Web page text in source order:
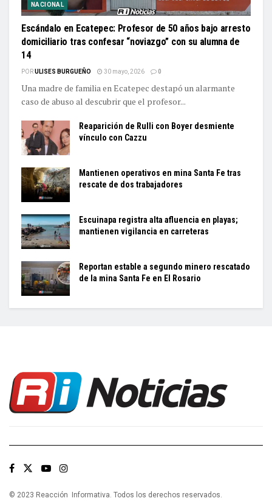
NACIONAL
Escándalo en Ecatepec: Profesor de 50 años bajo arresto
domiciliario tras confesar “noviazgo” con su alumna de
14
PORULISES BURGUEÑO 30 mayo, 2026 0
Una madre de familia en Ecatepec destapó un alarmante
caso de abuso al descubrir que el profesor...
Reaparición de Rulli con Boyer desmiente
vínculo con Cazzu
Mantienen operativos en mina Santa Fe tras
rescate de dos trabajadores
Escuinapa registra alta afluencia en playas;
mantienen vigilancia en carreteras
Reportan estable a segundo minero rescatado
de la mina Santa Fe en El Rosario
© 2023 Reacción Informativa. Todos los derechos reservados.